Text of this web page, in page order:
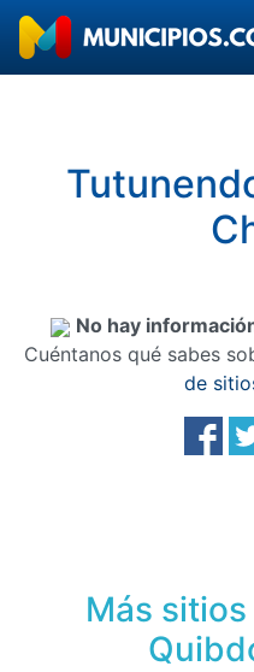
No hay
Cuéntanos qué sabes
de
Más